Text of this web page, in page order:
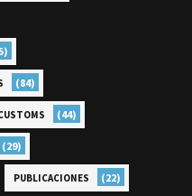
(84)
(44)
(29)
PUBLICACIONES (22)